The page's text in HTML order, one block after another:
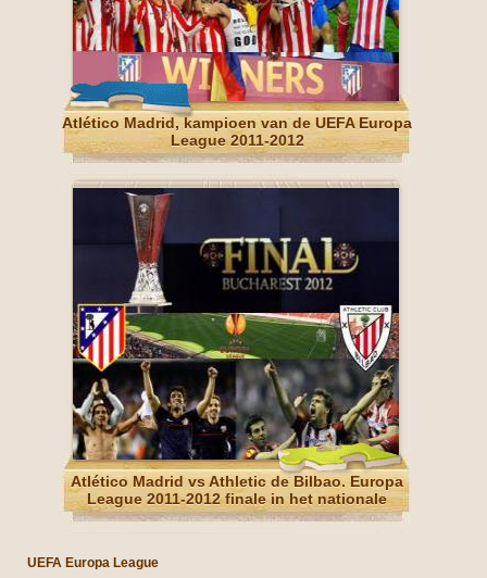
Atlético Madrid, kampioen van de UEFA Europa
League 2011-2012
Atlético Madrid vs Athletic de Bilbao. Europa
League 2011-2012 finale in het nationale
stadion in Boekarest, Roemenië
UEFA Europa League